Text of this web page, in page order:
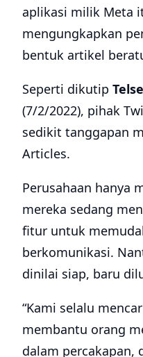
aplikasi milik Meta
mengungkapkan
bentuk artikel
Seperti dikutip
(7/2/2022), pihak
sedikit tanggapan
Articles.
Perusahaan hanya
mereka sedang
fitur untuk
berkomunikasi.
dinilai siap, baru
“Kami selalu
membantu orang
dalam percakapan,